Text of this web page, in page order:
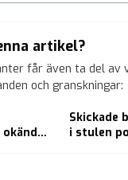
artikel?
får även ta del av
och granskningar:
Skickade
i stulen